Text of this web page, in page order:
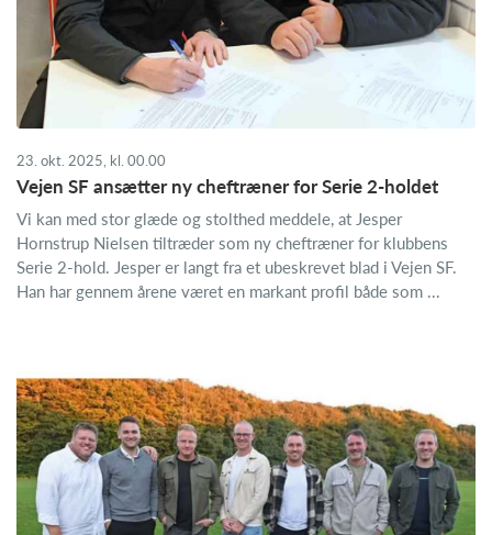
23. okt. 2025, kl. 00.00
Vejen SF ansætter ny cheftræner for Serie 2-holdet
Vi kan med stor glæde og stolthed meddele, at Jesper
Hornstrup Nielsen tiltræder som ny cheftræner for klubbens
Serie 2-hold. Jesper er langt fra et ubeskrevet blad i Vejen SF.
Han har gennem årene været en markant profil både som ...